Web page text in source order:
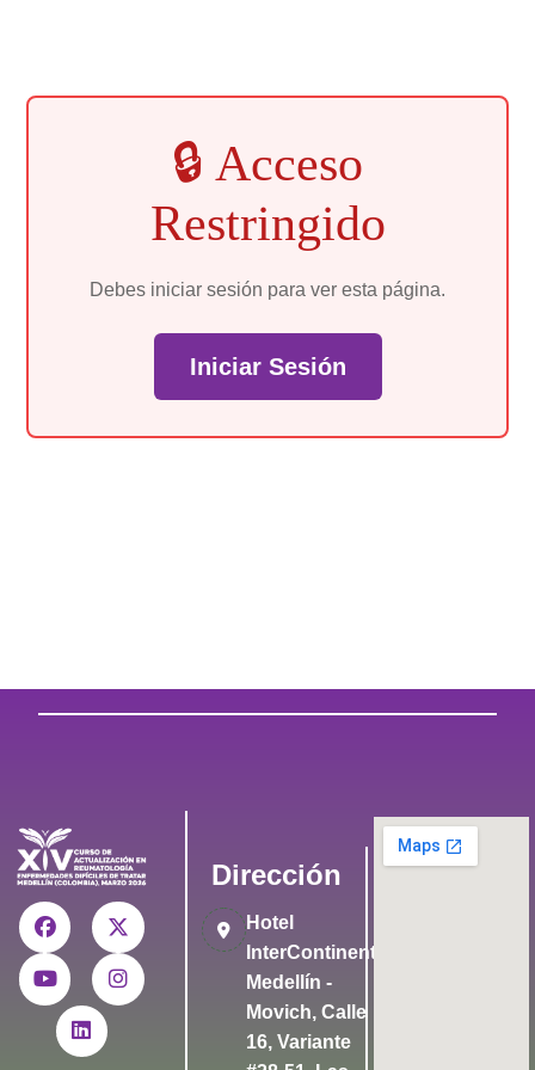
🔒 Acceso
Restringido
Debes iniciar sesión para ver esta página.
Iniciar Sesión
Dirección
Hotel
InterContinental
Medellín -
Movich, Calle
16, Variante